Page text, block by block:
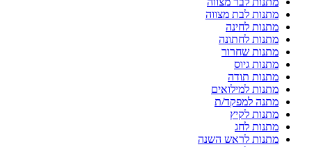
מתנות לבת מצווה
מתנות לחינה
מתנות לחתונה
מתנות שחרור
מתנות גיוס
מתנות תודה
מתנות למילואים
מתנה למפקד/ת
מתנות לקיץ
מתנות לחג
מתנות לראש השנה